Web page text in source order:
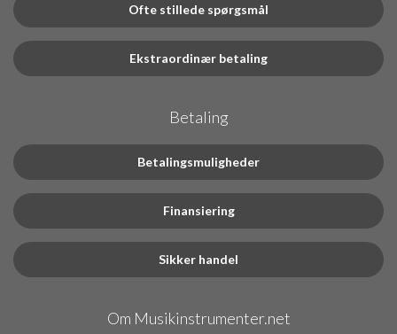
Ofte stillede spørgsmål
Ekstraordinær betaling
Betaling
Betalingsmuligheder
Finansiering
Sikker handel
Om Musikinstrumenter.net